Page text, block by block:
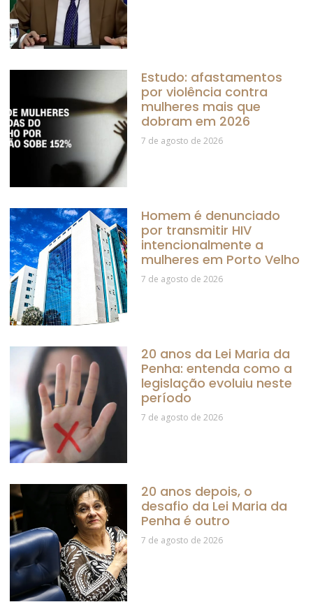
Estudo: afastamentos
por violência contra
mulheres mais que
dobram em 2026
7 de agosto de 2026
Homem é denunciado
por transmitir HIV
intencionalmente a
mulheres em Porto Velho
7 de agosto de 2026
20 anos da Lei Maria da
Penha: entenda como a
legislação evoluiu neste
período
7 de agosto de 2026
20 anos depois, o
desafio da Lei Maria da
Penha é outro
7 de agosto de 2026